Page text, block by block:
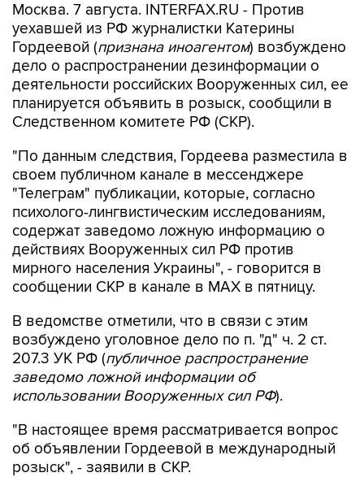
Москва. 7 августа. INTERFAX.RU - Против
уехавшей из РФ журналистки Катерины
Гордеевой (признана иноагентом) возбуждено
дело о распространении дезинформации о
деятельности российских Вооруженных сил, ее
планируется объявить в розыск, сообщили в
Следственном комитете РФ (СКР).
"По данным следствия, Гордеева разместила в
своем публичном канале в мессенджере
"Телеграм" публикации, которые, согласно
психолого-лингвистическим исследованиям,
содержат заведомо ложную информацию о
действиях Вооруженных сил РФ против
мирного населения Украины", - говорится в
сообщении СКР в канале в MAX в пятницу.
В ведомстве отметили, что в связи с этим
возбуждено уголовное дело по п. "д" ч. 2 ст.
207.3 УК РФ (публичное распространение
заведомо ложной информации об
использовании Вооруженных сил РФ).
"В настоящее время рассматривается вопрос
об объявлении Гордеевой в международный
розыск", - заявили в СКР.